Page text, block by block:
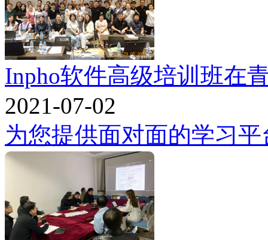
Inpho软件高级培训班在
2021-07-02
为您提供面对面的学习平